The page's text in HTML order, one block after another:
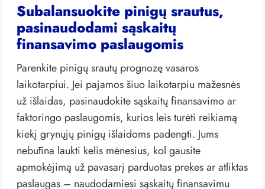
Subalansuokite pinigų srautus,
pasinaudodami sąskaitų
finansavimo paslaugomis
Parenkite pinigų srautų prognozę vasaros
laikotarpiui. Jei pajamos šiuo laikotarpiu mažesnės
už išlaidas, pasinaudokite sąskaitų finansavimo ar
faktoringo paslaugomis, kurios leis turėti reikiamą
kiekį grynųjų pinigų išlaidoms padengti. Jums
nebūtina laukti kelis mėnesius, kol gausite
apmokėjimą už pavasarį parduotas prekes ar atliktas
paslaugas – naudodamiesi sąskaitų finansavimu